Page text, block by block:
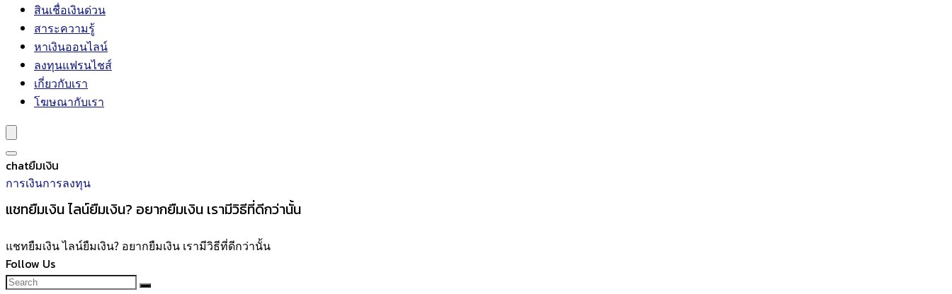
สินเชื่อเงินด่วน
สาระความรู้
หาเงินออนไลน์
ลงทุนแฟรนไชส์
เกี่ยวกับเรา
โฆษณากับเรา
chatยืมเงิน
การเงินการลงทุน
แชทยืมเงิน ไลน์ยืมเงิน? อยากยืมเงิน เรามีวิธีที่ดีกว่านั้น
แชทยืมเงิน ไลน์ยืมเงิน? อยากยืมเงิน เรามีวิธีที่ดีกว่านั้น
Follow Us